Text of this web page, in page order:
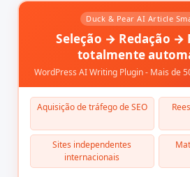
Duck & Pear AI Article
Seleção → Redação →
totalmente
WordPress AI Writing Plugin - Mais de
Aquisição de tráfego de SEO
Sites independentes
internacionais